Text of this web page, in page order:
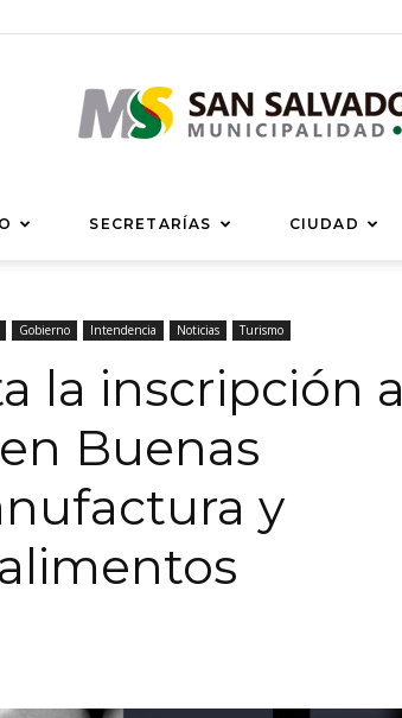
Municipalidad
San
SECRETARÍAS CIUDAD
Gobierno Intendencia Noticias Turismo
la inscripción a
Buenas
y